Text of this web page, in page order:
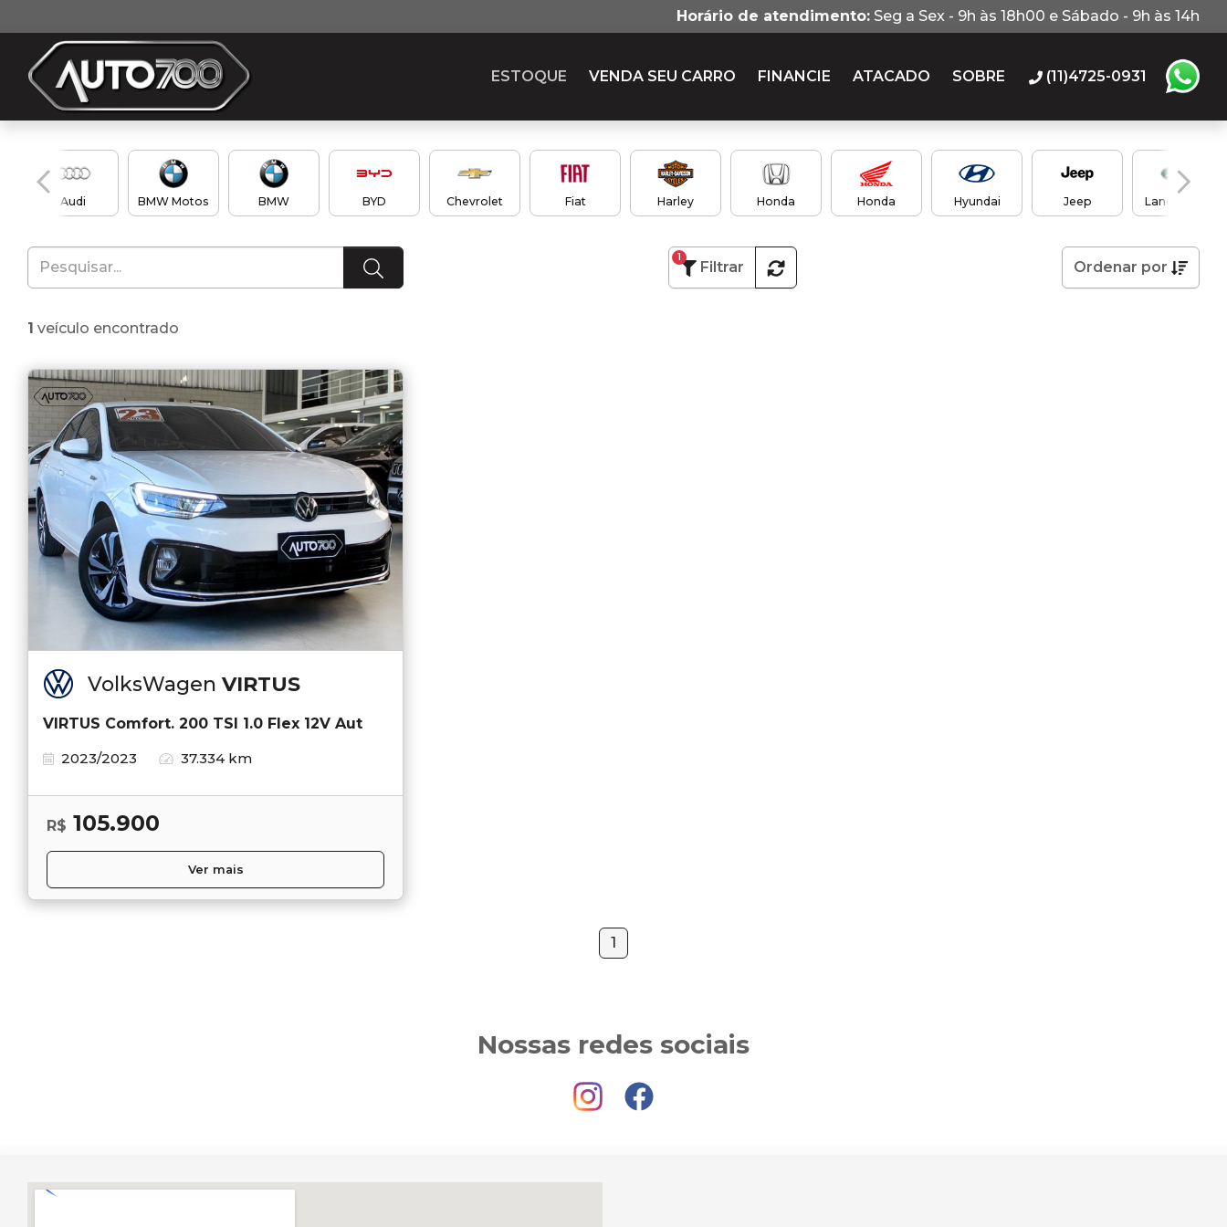
Horário de atendimento: Seg a Sex - 9h às 18h00 e Sábado - 9h às 14h
ESTOQUE VENDA SEU CARRO FINANCIE ATACADO SOBRE (11)4725-0931
Audi BMW Motos BMW BYD Chevrolet Fiat Harley Honda Honda Hyundai Jeep Land Rover
Filtrar
1
Ordenar por
1 veículo encontrado
VolksWagen VIRTUS
VIRTUS Comfort. 200 TSI 1.0 Flex 12V Aut
2023/2023
37.334 km
R$ 105.900
Ver mais
1
Nossas redes sociais